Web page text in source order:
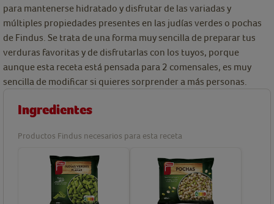
para mantenerse hidratado y disfrutar de las variadas y
múltiples propiedades presentes en las judías verdes o pochas
de Findus. Se trata de una forma muy sencilla de preparar tus
verduras favoritas y de disfrutarlas con los tuyos, porque
aunque esta receta está pensada para 2 comensales, es muy
sencilla de modificar si quieres sorprender a más personas.
Ingredientes
Productos Findus necesarios para esta receta